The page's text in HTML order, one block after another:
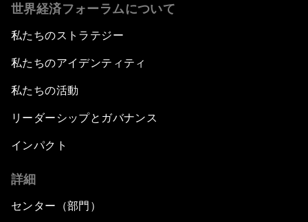
世界経済フォーラムについて
私たちのストラテジー
私たちのアイデンティティ
私たちの活動
リーダーシップとガバナンス
インパクト
詳細
センター（部門）